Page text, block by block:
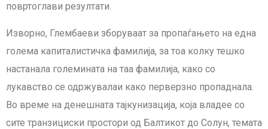
повртоглави резултати.
Изворно, Глембаеви зборуваат за пропаѓањето на една
голема капиталистичка фамилија, за тоа колку тешко
настанала големината на таа фамилија, како со
лукавство се одржувалаи како перверзно пропаднала.
Во време на денешната тајкунизација, која владее со
сите транзициски простори од Балтикот до Солун, темата